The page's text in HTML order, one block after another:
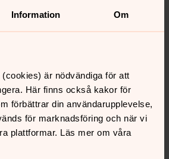
Information Om
är nödvändiga för att
Här finns också kakor för
förbättrar din användarupplevelse,
för marknadsföring och när vi
plattformar. Läs mer om våra
Ljungby kyrkogårdsförvaltning.